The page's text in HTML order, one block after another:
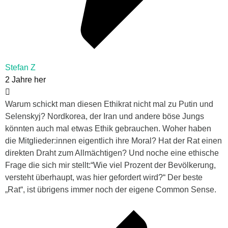
Stefan Z
2 Jahre her
Warum schickt man diesen Ethikrat nicht mal zu Putin und
Selenskyj? Nordkorea, der Iran und andere böse Jungs
könnten auch mal etwas Ethik gebrauchen. Woher haben
die Mitglieder:innen eigentlich ihre Moral? Hat der Rat einen
direkten Draht zum Allmächtigen? Und noche eine ethische
Frage die sich mir stellt:“Wie viel Prozent der Bevölkerung,
versteht überhaupt, was hier gefordert wird?“ Der beste
„Rat“, ist übrigens immer noch der eigene Common Sense.